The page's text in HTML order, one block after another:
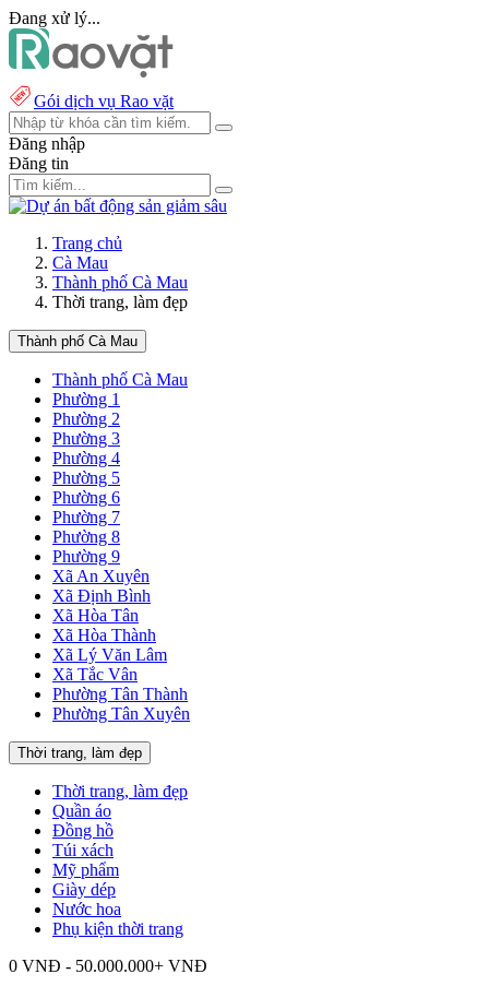
Đang xử lý...
Gói dịch vụ Rao vặt
Đăng nhập
Đăng tin
Trang chủ
Cà Mau
Thành phố Cà Mau
Thời trang, làm đẹp
Thành phố Cà Mau
Thành phố Cà Mau
Phường 1
Phường 2
Phường 3
Phường 4
Phường 5
Phường 6
Phường 7
Phường 8
Phường 9
Xã An Xuyên
Xã Định Bình
Xã Hòa Tân
Xã Hòa Thành
Xã Lý Văn Lâm
Xã Tắc Vân
Phường Tân Thành
Phường Tân Xuyên
Thời trang, làm đẹp
Thời trang, làm đẹp
Quần áo
Đồng hồ
Túi xách
Mỹ phẩm
Giày dép
Nước hoa
Phụ kiện thời trang
0 VNĐ - 50.000.000+ VNĐ